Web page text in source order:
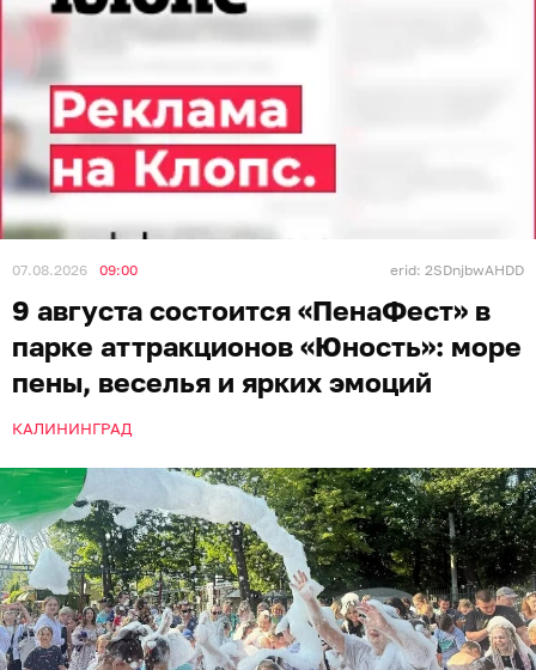
07.08.2026 09:00 erid: 2SDnjbwAHDD
9 августа состоится «ПенаФест» в
парке аттракционов «Юность»: море
пены, веселья и ярких эмоций
КАЛИНИНГРАД